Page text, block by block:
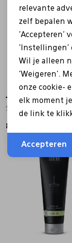
Janzen
Shower gel 69
8,50
Terug
relevante
zelf bepalen
'Accepteren'
'Instellingen'
Wil je alleen
'Weigeren'.
onze cookie-
elk moment
de link te
Accepteren